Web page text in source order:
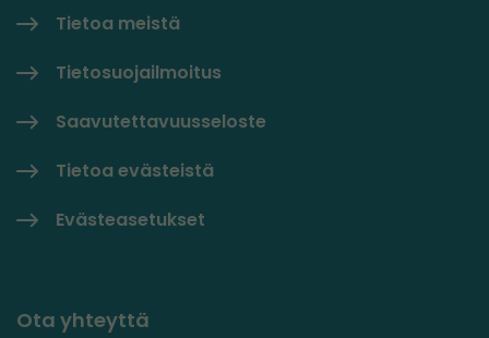
Tietoa meistä
Tietosuojailmoitus
Saavutettavuusseloste
Tietoa evästeistä
Evästeasetukset
Ota yhteyttä